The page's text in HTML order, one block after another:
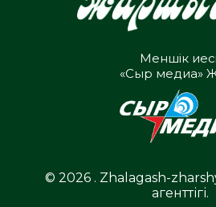
Меншік
«Сыр медиа»
© 2026 . Zhalagash-
агенттігі.